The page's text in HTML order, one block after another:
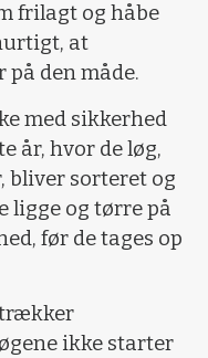
frilagt og håbe
at
den måde.
med sikkerhed
år, hvor de løg,
bliver sorteret og
ligge og tørre på
før de tages op
ikke starter